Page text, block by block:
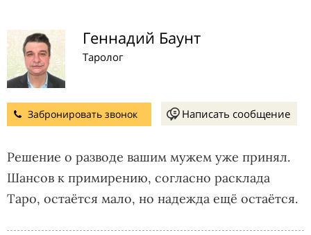
Геннадий Баунт
Таролог
Забронировать звонок Написать сообщение
Решение о разводе вашим мужем уже принял.
Шансов к примирению, согласно расклада
Таро, остаётся мало, но надежда ещё остаётся.